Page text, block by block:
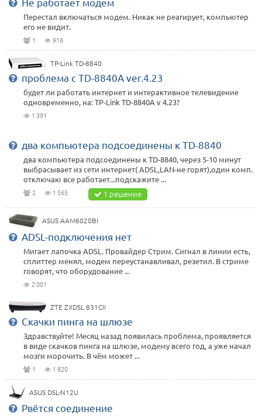
Перестал включаться модем. Никак не реагирует, компьютер
его не видит.
1 916
TP-Link TD-8840
проблема с TD-8840A ver.4.23
будет ли работать интернет и интерактивное телевидение
одновременно, на: TP-Link TD-8840A v 4.23?
1 391
два компьютера подсоединены к TD-8840
два компьютера подсоединены к TD-8840, через 5-10 минут
выбрасывает из сети интернет( ADSL,LAN-не горят),один комп.
отключаю все работает...подскажите ...
2 1 565 1 решение
ASUS AAM6020BI
ADSL-подключения нет
Мигает лапочка ADSL. Провайдер Стрим. Сигнал в линии есть,
сплиттер менял, модем переустанавливал, резетил. В стриме
говорят, что оборудование ...
2 001
ZTE ZXDSL 831CII
Скачки пинга на шлюзе
Здравствуйте! Месяц назад появилась проблема, проявляется
в виде скачков пинга на шлюзе, модему всего год, а уже начал
мозги морочить. В чём может ...
1 1 820
ASUS DSL-N12U
Рвётся соединение